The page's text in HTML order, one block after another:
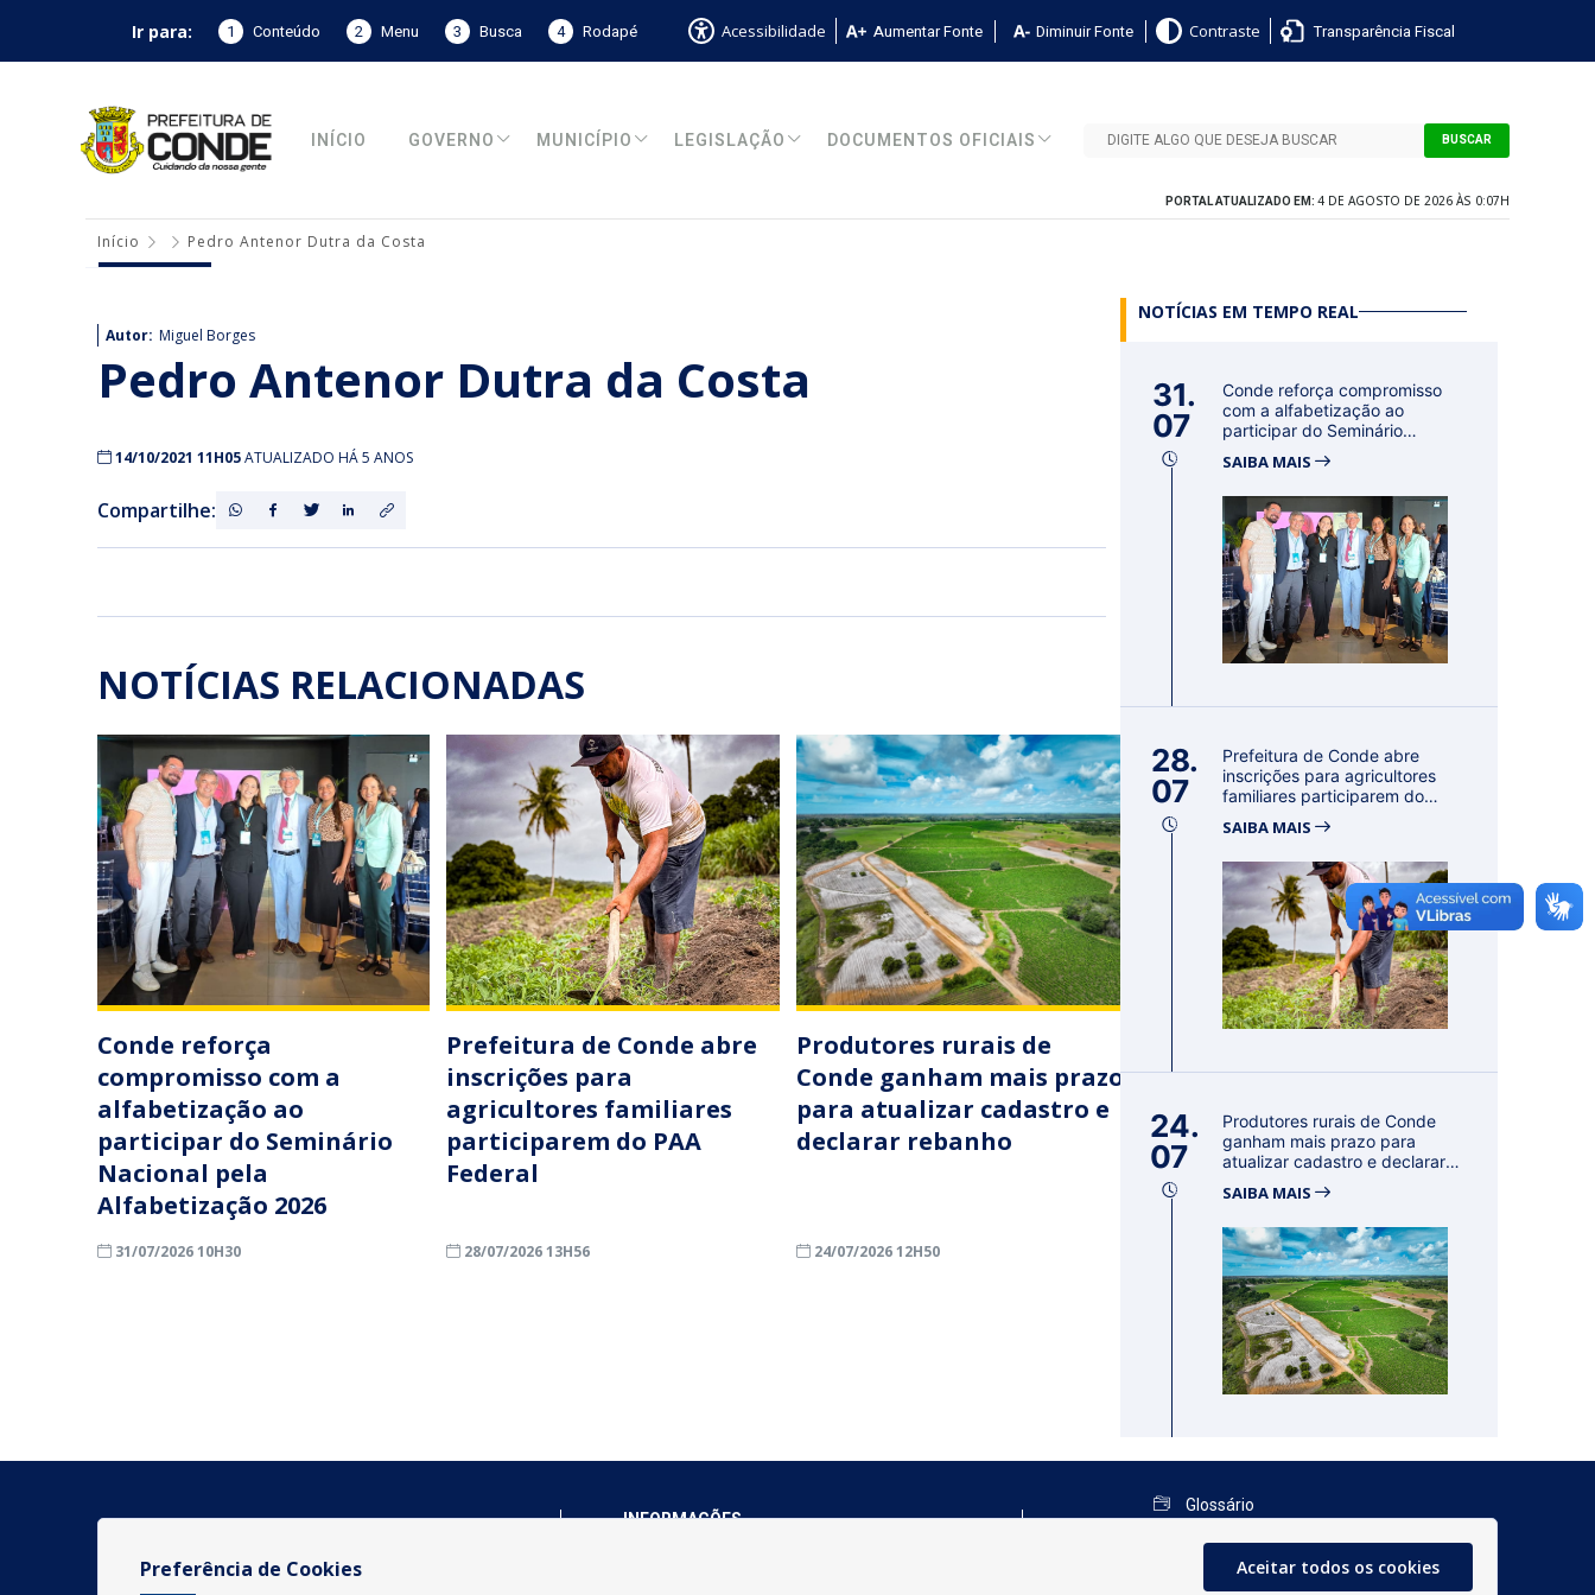
Ir para: 1 Conteúdo 2 Menu 3 Busca 4 Rodapé Acessibilidade Aumentar Fonte Diminuir Fonte Contraste Transparência Fiscal
INÍCIO GOVERNO MUNICÍPIO LEGISLAÇÃO DOCUMENTOS OFICIAIS BUSCAR
PORTAL ATUALIZADO EM: 4 DE AGOSTO DE 2026 ÀS 0:07H
Início Pedro Antenor Dutra da Costa
Autor: Miguel Borges
Pedro Antenor Dutra da Costa
14/10/2021 11H05ATUALIZADO HÁ 5 ANOS
Compartilhe:
NOTÍCIAS RELACIONADAS
Conde reforça
compromisso com a
alfabetização ao
participar do Seminário
Nacional pela
Alfabetização 2026
31/07/2026 10H30
Prefeitura de Conde abre
inscrições para
agricultores familiares
participarem do PAA
Federal
28/07/2026 13H56
Produtores rurais de
Conde ganham mais prazo
para atualizar cadastro e
declarar rebanho
24/07/2026 12H50
NOTÍCIAS EM TEMPO REAL
31.
07
Conde reforça compromisso
com a alfabetização ao
participar do Seminário
SAIBA MAIS
28.
07
Prefeitura de Conde abre
inscrições para agricultores
familiares participarem do
SAIBA MAIS
24.
07
Produtores rurais de Conde
ganham mais prazo para
atualizar cadastro e declarar
SAIBA MAIS
INFORMAÇÕES
Glossário
Mapa do Site
Perguntas Frequentes
Preferência de Cookies Aceitar todos os cookies